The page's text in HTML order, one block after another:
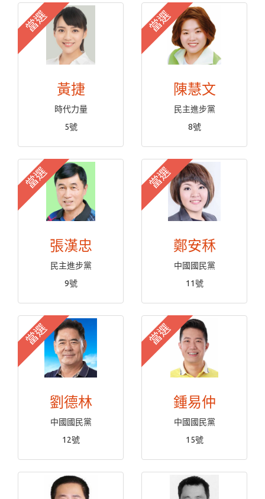
當選
黃捷
時代力量
5號
當選
陳慧文
民主進步黨
8號
當選
張漢忠
民主進步黨
9號
當選
鄭安秝
中國國民黨
11號
當選
劉德林
中國國民黨
12號
當選
鍾易仲
中國國民黨
15號